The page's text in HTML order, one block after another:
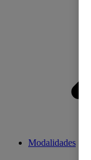
Modalidades